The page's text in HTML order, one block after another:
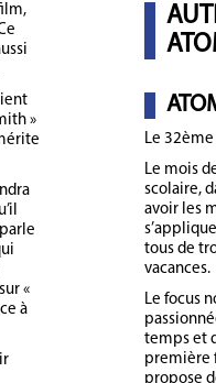
»
«
à
Le
Le mois
scolaire,
avoir les
tous de
vacances.
Le focus
temps et
première
propose